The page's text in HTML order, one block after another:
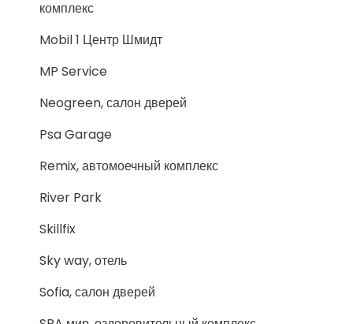
комплекс
Mobil 1 Центр Шмидт
MP Service
Neogreen, салон дверей
Psa Garage
Remix, автомоечный комплекс
River Park
Skillfix
Sky way, отель
Sofia, салон дверей